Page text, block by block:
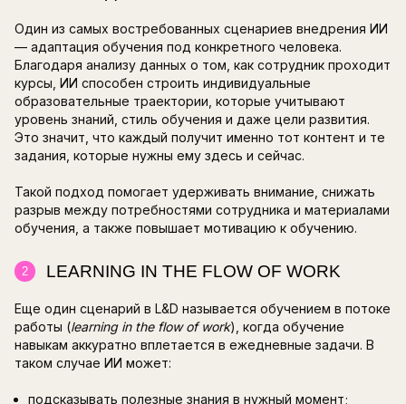
компанийиспользуют ИИдля разработки
материалов, а число компаний, которые
задействуют ИИ, за последний год
сократилось. Это показывает, что ИИ всё
становится не экспериментом, а обычной
процесса создания и адаптации обучения.
В КАКИХ СЦЕНАРИЯХ
ПРИМЕНЯЕТСЯ ИИ В
КОРПОРАТИВНОМ
Уже сегодня искусственный интеллект